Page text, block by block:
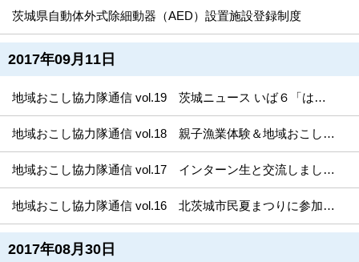
茨城県自動体外式除細動器（AED）設置施設登録制度
2017年09月11日
地域おこし協力隊通信 vol.19 茨城ニュース いば６「はばたけ ひよっこ」に登場します！
地域おこし協力隊通信 vol.18 親子漁業体験＆地域おこし協力隊交流ツアー開催！
地域おこし協力隊通信 vol.17 インターン生と交流しました！
地域おこし協力隊通信 vol.16 北茨城市民夏まつりに参加しました！
2017年08月30日